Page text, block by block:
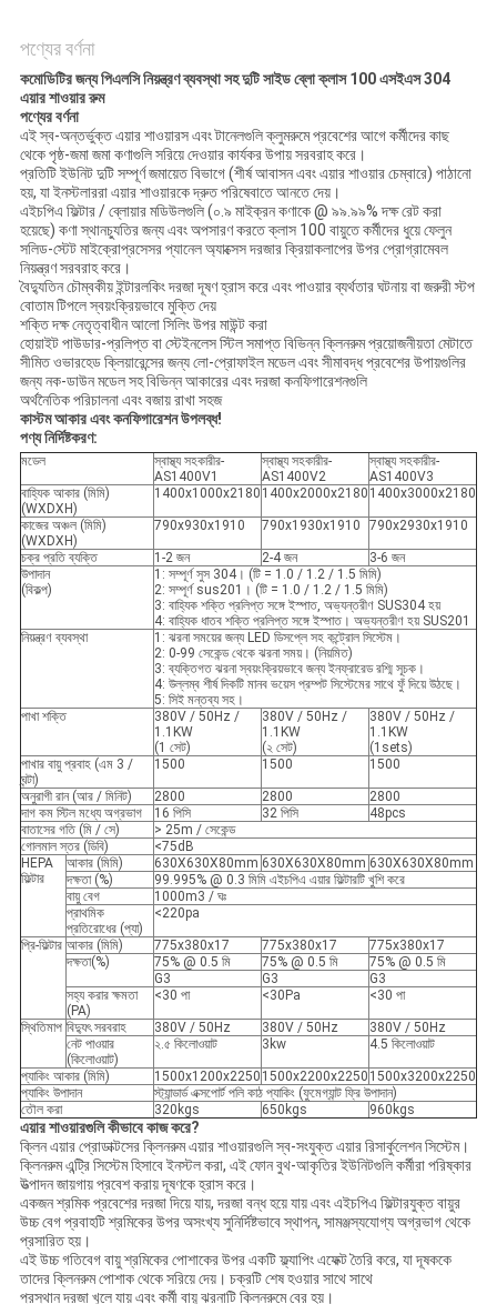
পণ্যের বর্ণনা
কমোডিটির জন্য পিএলসি নিয়ন্ত্রণ ব্যবস্থা সহ দুটি সাইড ব্লো ক্লাস 100 এসইএস 304
এয়ার শাওয়ার রুম
পণ্যের বর্ণনা
এই স্ব-অন্তর্ভুক্ত এয়ার শাওয়ারস এবং টানেলগুলি ক্লুমরুমে প্রবেশের আগে কর্মীদের কাছ
থেকে পৃষ্ঠ-জমা জমা কণাগুলি সরিয়ে দেওয়ার কার্যকর উপায় সরবরাহ করে।
প্রতিটি ইউনিট দুটি সম্পূর্ণ জমায়েত বিভাগে (শীর্ষ আবাসন এবং এয়ার শাওয়ার চেম্বারে) পাঠানো
হয়, যা ইনস্টলাররা এয়ার শাওয়ারকে দ্রুত পরিষেবাতে আনতে দেয়।
এইচপিএ ফিল্টার / ব্লোয়ার মডিউলগুলি (০.৯ মাইক্রন কণাকে @ ৯৯.৯৯% দক্ষ রেট করা
হয়েছে) কণা স্থানচ্যুতির জন্য এবং অপসারণ করতে ক্লাস 100 বায়ুতে কর্মীদের ধুয়ে ফেলুন
সলিড-স্টেট মাইক্রোপ্রসেসর প্যানেল অ্যাক্সেস দরজার ক্রিয়াকলাপের উপর প্রোগ্রামেবল
নিয়ন্ত্রণ সরবরাহ করে।
বৈদ্যুতিন চৌম্বকীয় ইন্টারলকিং দরজা দূষণ হ্রাস করে এবং পাওয়ার ব্যর্থতার ঘটনায় বা জরুরী স্টপ
বোতাম টিপলে স্বয়ংক্রিয়ভাবে মুক্তি দেয়
শক্তি দক্ষ নেতৃত্বাধীন আলো সিলিং উপর মাউন্ট করা
হোয়াইট পাউডার-প্রলিপ্ত বা স্টেইনলেস স্টিল সমাপ্ত বিভিন্ন ক্লিনরুম প্রয়োজনীয়তা মেটাতে
সীমিত ওভারহেড ক্লিয়ারেন্সের জন্য লো-প্রোফাইল মডেল এবং সীমাবদ্ধ প্রবেশের উপায়গুলির
জন্য নক-ডাউন মডেল সহ বিভিন্ন আকারের এবং দরজা কনফিগারেশনগুলি
অর্থনৈতিক পরিচালনা এবং বজায় রাখা সহজ
কাস্টম আকার এবং কনফিগারেশন উপলব্ধ!
পণ্য নির্দিষ্টকরণ:
মডেল
স্বাস্থ্য সহকারীর-
AS1400V1
স্বাস্থ্য সহকারীর-
AS1400V2
স্বাস্থ্য সহকারীর-
AS1400V3
বাহ্যিক আকার (মিমি)
(WXDXH)
1400x1000x2180 1400x2000x2180 1400x3000x2180
কাজের অঞ্চল (মিমি)
(WXDXH)
790x930x1910 790x1930x1910 790x2930x1910
চক্র প্রতি ব্যক্তি 1-2 জন 2-4 জন
3-6 জন
উপাদান
(বিকল্প)
1: সম্পূর্ণ সুস 304। (টি = 1.0 / 1.2 / 1.5 মিমি)
2: সম্পূর্ণ sus201। (টি = 1.0 / 1.2 / 1.5 মিমি)
3: বাহ্যিক শক্তি প্রলিপ্ত সঙ্গে ইস্পাত, অভ্যন্তরীণ SUS304 হয়
4: বাহ্যিক ধাতব শক্তি প্রলিপ্ত সঙ্গে ইস্পাত। অভ্যন্তরীণ হয় SUS201
নিয়ন্ত্রণ ব্যবস্থা
1: ঝরনা সময়ের জন্য LED ডিসপ্লে সহ কন্ট্রোল সিস্টেম।
2: 0-99 সেকেন্ড থেকে ঝরনা সময়। (নিয়মিত)
3: ব্যক্তিগত ঝরনা স্বয়ংক্রিয়ভাবে জন্য ইনফ্রারেড রশ্মি সূচক।
4: উল্লম্ব শীর্ষ দিকটি মানব ভয়েস প্রম্পট সিস্টেমের সাথে ফুঁ দিয়ে উঠছে।
5: সিই মন্তব্য সহ।
পাখা শক্তি
380V / 50Hz /
1.1KW
(1 সেট)
380V / 50Hz /
1.1KW
(২ সেট)
380V / 50Hz /
1.1KW
(1sets)
পাখার বায়ু প্রবাহ (এম 3 /
ঘন্টা)
1500 1500 1500
অনুরাগী রান (আর / মিনিট) 2800 2800
2800
দাগ কম স্টিল মধ্যে অগ্রভাগ
16 পিসি 32 পিসি
48pcs
বাতাসের গতি (মি / সে)
> 25m / সেকেন্ড
গোলমাল স্তর (ডিবি)
<75dB
HEPA
ফিল্টার
আকার (মিমি) 630X630X80mm 630X630X80mm 630X630X80mm
দক্ষতা (%)
99.995% @ 0.3 মিমি এইচপিএ এয়ার ফিল্টারটি খুশি করে
বায়ু বেগ
1000m3 / ঘঃ
প্রাথমিক
প্রতিরোধের (প্যা)
<220pa
প্রি-ফিল্টার আকার (মিমি) 775x380x17 775x380x17
775x380x17
দক্ষতা(%)
75% @ 0.5 মি 75% @ 0.5 মি
75% @ 0.5 মি
G3
G3
G3
সহ্য করার ক্ষমতা
(PA)
<30 পা <30Pa <30 পা
স্থিতিমাপ বিদ্যুৎ সরবরাহ 380V / 50Hz 380V / 50Hz
380V / 50Hz
নেট পাওয়ার
(কিলোওয়াট)
২.৫ কিলোওয়াট 3kw 4.5 কিলোওয়াট
প্যাকিং আকার (মিমি) 1500x1200x2250 1500x2200x2250 1500x3200x2250
প্যাকিং উপাদান
স্ট্যান্ডার্ড এক্সপোর্ট পলি কাঠ প্যাকিং (ফুমেগ্যান্ট ফ্রি উপাদান)
তৌল করা
320kgs 650kgs 960kgs
এয়ার শাওয়ারগুলি কীভাবে কাজ করে?
ক্লিন এয়ার প্রোডাক্টসের ক্লিনরুম এয়ার শাওয়ারগুলি স্ব-সংযুক্ত এয়ার রিসার্কুলেশন সিস্টেম।
ক্লিনরুম এন্ট্রি সিস্টেম হিসাবে ইনস্টল করা, এই ফোন বুথ-আকৃতির ইউনিটগুলি কর্মীরা পরিষ্কার
উত্পাদন জায়গায় প্রবেশ করায় দূষণকে হ্রাস করে।
একজন শ্রমিক প্রবেশের দরজা দিয়ে যায়, দরজা বন্ধ হয়ে যায় এবং এইচপিএ ফিল্টারযুক্ত বায়ুর
উচ্চ বেগ প্রবাহটি শ্রমিকের উপর অসংখ্য সুনির্দিষ্টভাবে স্থাপন, সামঞ্জস্যযোগ্য অগ্রভাগ থেকে
প্রসারিত হয়।
এই উচ্চ গতিবেগ বায়ু শ্রমিকের পোশাকের উপর একটি ফ্ল্যাপিং এফেক্ট তৈরি করে, যা দূষককে
তাদের ক্লিনরুম পোশাক থেকে সরিয়ে দেয়। চক্রটি শেষ হওয়ার সাথে সাথে
প্রস্থান দরজা খুলে যায় এবং কর্মী বায়ু ঝরনাটি ক্লিনরুমে বের হয়।